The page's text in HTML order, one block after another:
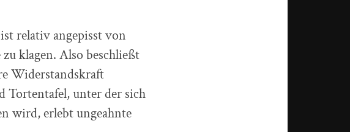
relativ angepisst von
klagen. Also beschließt
Widerstandskraft
Tortentafel, unter der sich
wird, erlebt ungeahnte